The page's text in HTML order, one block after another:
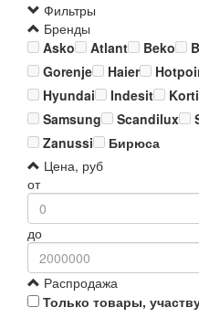
Фильтры
Бренды
Asko
Atlant Beko
Gorenje
Haier
Hyundai
Indesit
Samsung
Scandilux
Zanussi
Бирюса
Цена, руб
от
до
Распродажа
Только товары,